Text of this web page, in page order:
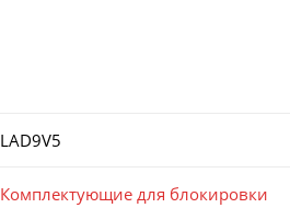
LAD9V5
Комплектующие для блокировки